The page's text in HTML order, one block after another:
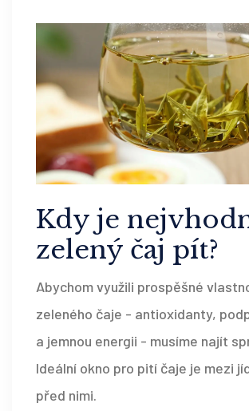
Kdy je
zelený čaj pít?
Abychom využili prospěšné
zeleného čaje - antioxidanty,
a jemnou energii - musíme najít
Ideální okno pro pití čaje je mezi
před nimi.